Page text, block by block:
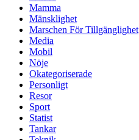
Mamma
Mänsklighet
Marschen För Tillgänglighet
Media
Mobil
Nöje
Okategoriserade
Personligt
Resor
Sport
Statist
Tankar